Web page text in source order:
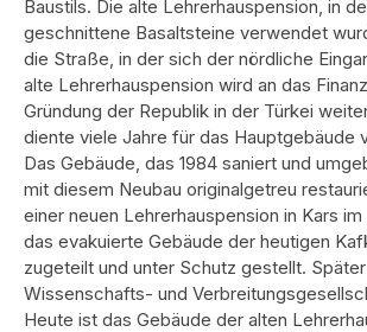
Baustils. Die alte Lehrerhauspension, in
geschnittene Basaltsteine verwendet
die Straße, in der sich der nördliche
alte Lehrerhauspension wird an das
Gründung der Republik in der Türkei
diente viele Jahre für das Hauptgebäude
Das Gebäude, das 1984 saniert und
mit diesem Neubau originalgetreu
einer neuen Lehrerhauspension in Kars
das evakuierte Gebäude der heutigen
zugeteilt und unter Schutz gestellt.
Wissenschafts- und
Heute ist das Gebäude der alten